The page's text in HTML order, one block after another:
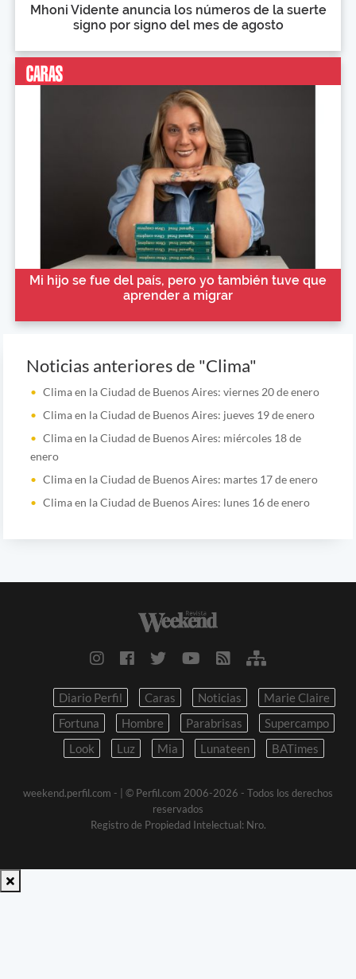
Mhoni Vidente anuncia los números de la suerte
signo por signo del mes de agosto
Mi hijo se fue del país, pero yo también tuve que
aprender a migrar
Noticias anteriores de "Clima"
Clima en la Ciudad de Buenos Aires: viernes 20 de enero
Clima en la Ciudad de Buenos Aires: jueves 19 de enero
Clima en la Ciudad de Buenos Aires: miércoles 18 de
enero
Clima en la Ciudad de Buenos Aires: martes 17 de enero
Clima en la Ciudad de Buenos Aires: lunes 16 de enero
Diario Perfil Caras Noticias
Marie Claire
Fortuna
Hombre Parabrisas
Supercampo
Look
Luz Mia Lunateen BATimes
weekend.perfil.com -
| © Perfil.com 2006-2026 - Todos los derechos
reservados
Registro de Propiedad Intelectual: Nro.